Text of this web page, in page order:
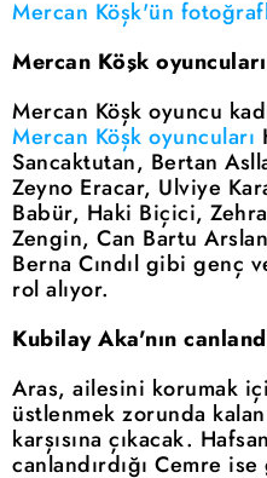
Mercan Köşk'ün
Mercan Köşk
Mercan Köşk oyuncu
Mercan Köşk oyuncuları
Sancaktutan, Bertan
Zeyno Eracar, Ulviye
Babür, Haki Biçici,
Zengin, Can Bartu
Berna Cındıl gibi genç
rol alıyor.
Kubilay Aka'nın
Aras, ailesini korumak
üstlenmek zorunda
karşısına çıkacak.
canlandırdığı Cemre